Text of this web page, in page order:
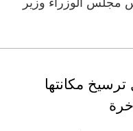
مجلس الوزراء وزير
مكانتها